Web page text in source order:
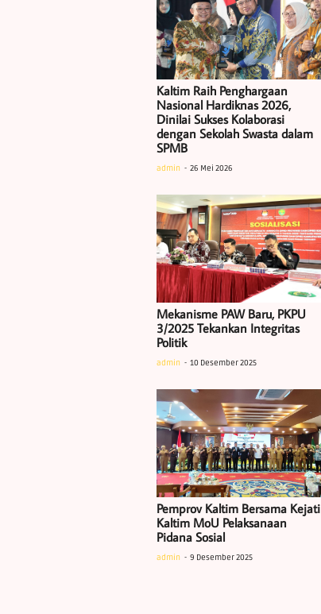
Kaltim Raih Penghargaan
Nasional Hardiknas 2026,
Dinilai Sukses Kolaborasi
dengan Sekolah Swasta dalam
SPMB
admin 26 Mei 2026
Mekanisme PAW Baru, PKPU
3/2025 Tekankan Integritas
Politik
admin 10 Desember 2025
Pemprov Kaltim Bersama Kejati
Kaltim MoU Pelaksanaan
Pidana Sosial
admin 9 Desember 2025